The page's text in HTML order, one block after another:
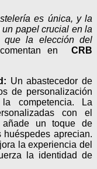
es única, y la
papel crucial en la
que la elección del
en
CRB
Un abastecedor de
de personalización
competencia. La
con el
añade un toque de
aprecian.
la experiencia del
la identidad de